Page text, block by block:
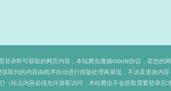
登录即可获取的网页内容，本站爬虫遵循robots协议，若您的
取到的内容由程序自动进行排版处理再展现，不涉及更改内容
（站点内容必须允许游客访问，本站爬虫不会抓取需要登录后